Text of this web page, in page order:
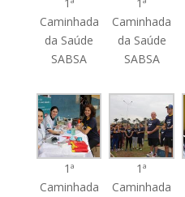
1ª
Caminhada
da Saúde
SABSA
1ª
Caminhada
da Saúde
SABSA
1ª
Caminhada
1ª
Caminhada